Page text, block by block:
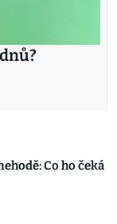
Co ho čeká